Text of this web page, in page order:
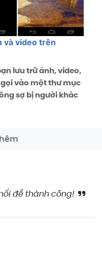
và video trên
lưu trữ ảnh, video,
vào một thư mục
sợ bị người khác
để thành công!